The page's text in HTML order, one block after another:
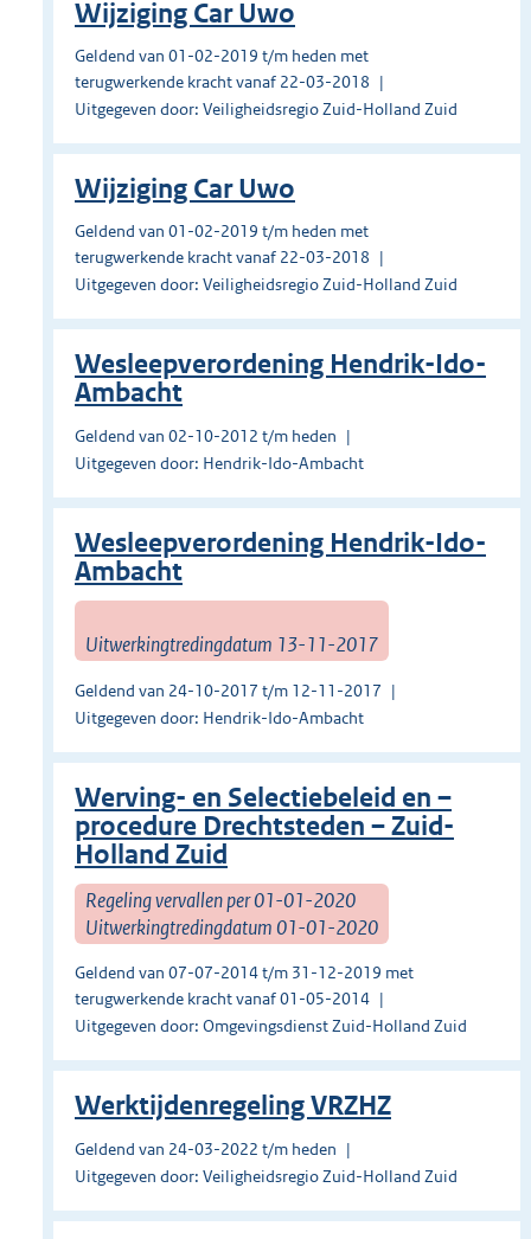
Wijziging Car Uwo
Geldend van 01-02-2019 t/m heden met
terugwerkende kracht vanaf 22-03-2018
Uitgegeven door: Veiligheidsregio Zuid-Holland Zuid
Wijziging Car Uwo
Geldend van 01-02-2019 t/m heden met
terugwerkende kracht vanaf 22-03-2018
Uitgegeven door: Veiligheidsregio Zuid-Holland Zuid
Wesleepverordening Hendrik-Ido-
Ambacht
Geldend van 02-10-2012 t/m heden
Uitgegeven door: Hendrik-Ido-Ambacht
Wesleepverordening Hendrik-Ido-
Ambacht
Uitwerkingtredingdatum 13-11-2017
Geldend van 24-10-2017 t/m 12-11-2017
Uitgegeven door: Hendrik-Ido-Ambacht
Werving- en Selectiebeleid en –
procedure Drechtsteden – Zuid-
Holland Zuid
Regeling vervallen per 01-01-2020
Uitwerkingtredingdatum 01-01-2020
Geldend van 07-07-2014 t/m 31-12-2019 met
terugwerkende kracht vanaf 01-05-2014
Uitgegeven door: Omgevingsdienst Zuid-Holland Zuid
Werktijdenregeling VRZHZ
Geldend van 24-03-2022 t/m heden
Uitgegeven door: Veiligheidsregio Zuid-Holland Zuid